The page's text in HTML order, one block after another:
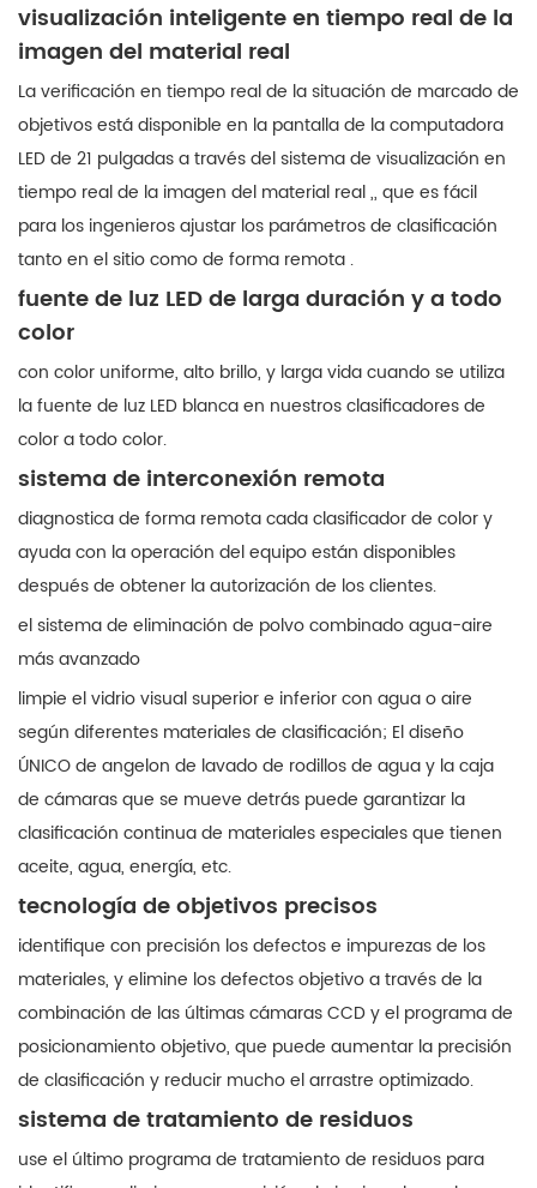
visualización inteligente en tiempo real de la
imagen del material real
La verificación en tiempo real de la situación de marcado de
objetivos está disponible en la pantalla de la computadora
LED de 21 pulgadas a través del sistema de visualización en
tiempo real de la imagen del material real ,, que es fácil
para los ingenieros ajustar los parámetros de clasificación
tanto en el sitio como de forma remota .
fuente de luz LED de larga duración y a todo
color
con color uniforme, alto brillo, y larga vida cuando se utiliza
la fuente de luz LED blanca en nuestros clasificadores de
color a todo color.
sistema de interconexión remota
diagnostica de forma remota cada clasificador de color y
ayuda con la operación del equipo están disponibles
después de obtener la autorización de los clientes.
el sistema de eliminación de polvo combinado agua-aire
más avanzado
limpie el vidrio visual superior e inferior con agua o aire
según diferentes materiales de clasificación; El diseño
ÚNICO de angelon de lavado de rodillos de agua y la caja
de cámaras que se mueve detrás puede garantizar la
clasificación continua de materiales especiales que tienen
aceite, agua, energía, etc.
tecnología de objetivos precisos
identifique con precisión los defectos e impurezas de los
materiales, y elimine los defectos objetivo a través de la
combinación de las últimas cámaras CCD y el programa de
posicionamiento objetivo, que puede aumentar la precisión
de clasificación y reducir mucho el arrastre optimizado.
sistema de tratamiento de residuos
use el último programa de tratamiento de residuos para